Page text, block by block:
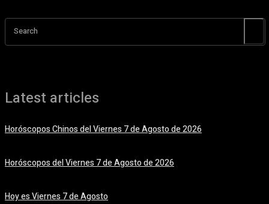
Search
Latest articles
Horóscopos Chinos del Viernes 7 de Agosto de 2026
Horóscopos del Viernes 7 de Agosto de 2026
Hoy es Viernes 7 de Agosto